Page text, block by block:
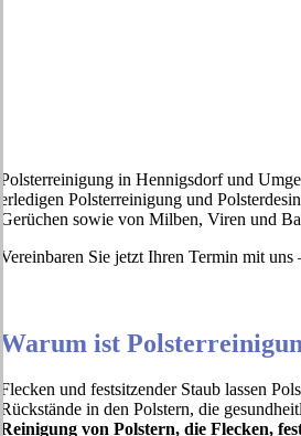
Polsterreinigung in Hennigsdorf und
erledigen Polsterreinigung und
Gerüchen sowie von Milben, Viren und
Vereinbaren Sie jetzt Ihren Termin mit
Warum ist
Flecken und festsitzender Staub lassen
Rückstände in den Polstern, die
Reinigung von Polstern, die Flecken,